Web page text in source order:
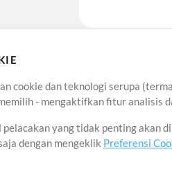
cookie dan teknologi serupa
- mengaktifkan fitur analisis
pelacakan yang tidak penting akan
dengan mengeklik Preferensi